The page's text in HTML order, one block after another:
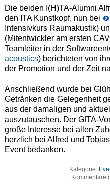
Die beiden I(H)TA-Alumni
den ITA Kunstkopf, nun bei
Intensivkurs Raumakustik)
(Mitentwickler am ersten
Teamleiter in der
acoustics) berichteten von
der Promotion und der Zeit
Anschließend wurde bei
Getränken die Gelegenheit
aus der damaligen und
auszutauschen. Der GfTA-
große Interesse bei allen
herzlich bei Alfred und
Event bedanken.
Kategorie:
Kommentare